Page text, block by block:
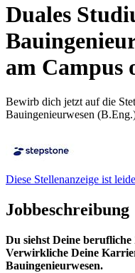
Duales
am Campus
Bewirb dich jetzt auf die
Bauingenieurwesen
Diese Stellenanzeige ist
Jobbeschreibung
Du siehst Deine
Verwirkliche Deine
Bauingenieurwesen.